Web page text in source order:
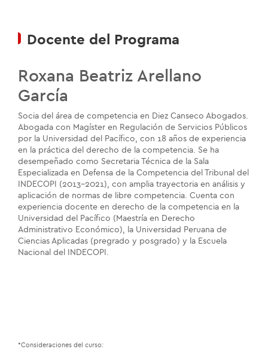
Docente del Programa
Roxana Beatriz Arellano
García
Socia del área de competencia en Diez Canseco Abogados.
Abogada con Magíster en Regulación de Servicios Públicos
por la Universidad del Pacífico, con 18 años de experiencia
en la práctica del derecho de la competencia. Se ha
desempeñado como Secretaria Técnica de la Sala
Especializada en Defensa de la Competencia del Tribunal del
INDECOPI (2013–2021), con amplia trayectoria en análisis y
aplicación de normas de libre competencia. Cuenta con
experiencia docente en derecho de la competencia en la
Universidad del Pacífico (Maestría en Derecho
Administrativo Económico), la Universidad Peruana de
Ciencias Aplicadas (pregrado y posgrado) y la Escuela
Nacional del INDECOPI.
*Consideraciones del curso: